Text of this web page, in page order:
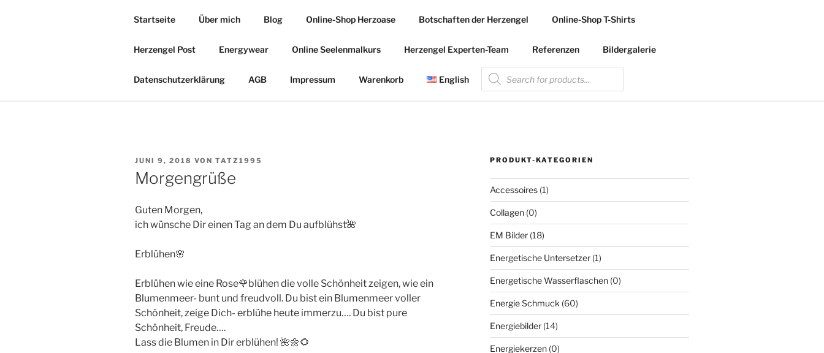
HERZOASE.COM
Startseite Über mich Blog Online-Shop Herzoase Botschaften der Herzengel Online-Shop T-Shirts
Herzengel Post Energywear Online Seelenmalkurs Herzengel Experten-Team Referenzen Bildergalerie
Datenschutzerklärung AGB Impressum Warenkorb English
Products
search
VERÖFFENTLICHT
AM
JUNI 9, 2018 VON TATZ1995
Morgengrüße
Guten Morgen,
ich wünsche Dir einen Tag an dem Du aufblühst🌺
Erblühen🌸
Erblühen wie eine Rose🌹blühen die volle Schönheit zeigen, wie ein
Blumenmeer- bunt und freudvoll. Du bist ein Blumenmeer voller
Schönheit, zeige Dich- erblühe heute immerzu…. Du bist pure
Schönheit, Freude….
Lass die Blumen in Dir erblühen! 🌺🌼🌻
PRODUKT-KATEGORIEN
Accessoires (1)
Collagen (0)
EM Bilder (18)
Energetische Untersetzer (1)
Energetische Wasserflaschen (0)
Energie Schmuck (60)
Energiebilder (14)
Energiekerzen (0)